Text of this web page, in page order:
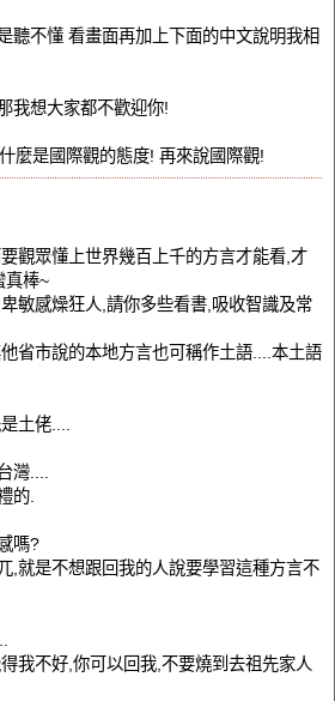
聽不懂 看畫面再加上下面的中文說明我相
我想大家都不歡迎你!
麼是國際觀的態度! 再來說國際觀!
觀眾懂上世界幾百上千的方言才能看,才
真棒~
敏感燥狂人,請你多些看書,吸收智識及常
省市說的本地方言也可稱作土語....本土語
土佬....
灣....
的.
嗎?
,就是不想跟回我的人說要學習這種方言不
我不好,你可以回我,不要燒到去祖先家人